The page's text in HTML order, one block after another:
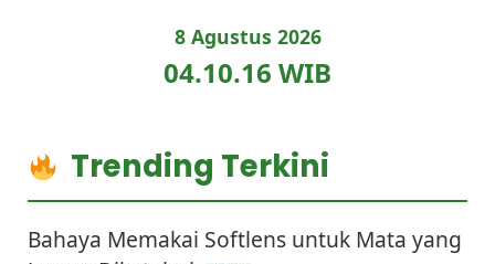
8 Agustus 2026
04.10.17 WIB
Trending Terkini
Bahaya Memakai Softlens untuk Mata yang